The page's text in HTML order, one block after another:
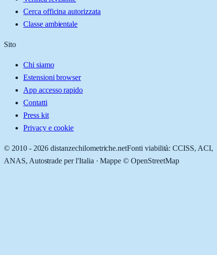
Cerca officina autorizzata
Classe ambientale
Sito
Chi siamo
Estensioni browser
App accesso rapido
Contatti
Press kit
Privacy e cookie
© 2010 - 2026 distanzechilometriche.netFonti viabilità: CCISS, ACI,
ANAS, Autostrade per l'Italia · Mappe © OpenStreetMap